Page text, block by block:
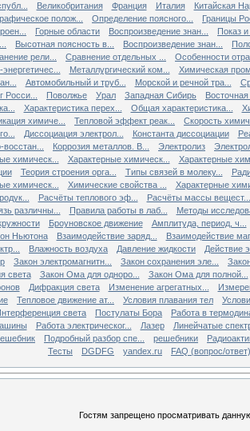
Великобритания Франция Италия
Китайская
полож... Определение поясного...
Границы
Горные области Воспроизведение знан...
Показ
Высотная поясность в... Воспроизведение знан...
рели...
Сравнение отдельных ...
Особенности
Металлургический ком...
Химическая
Автомобильный и труб... Морской и речной тра...
Росси...
Поволжье Урал Западная Сибирь
Характеристика перех... Общая характеристика...
химиче...
Тепловой эффект реак...
Скорость
Диссоциация электрол... Константа диссоциации
Коррозия металлов. В... Электролиз
химическ...
Характерные химическ...
Характерные
Теория строения орга... Типы связей в молеку...
химическ...
Химические свойства ...
Характерные
Расчёты теплового эф...
Расчёты массы вещест...
различны...
Правила работы в лаб...
Методы
Броуновское движение
Амплитуда, период, ч...
Ньютона
Взаимодействие заряд...
Взаимодействие
Влажность воздуха Давление жидкости
Действие
Закон электромагнитн... Закон сохранения эле...
света
Закон Ома для одноро...
Закон Ома для полной...
Дифракция света Изменение агрегатных...
Тепловое движение ат... Условия плавания тел
света Постулаты Бора
Работа в
Работа электрическог... Лазер
Линейчатые
Подробный разбор спе... решебники
Тесты
DGDFG yandex.ru FAQ (вопрос/ответ)
Гостям запрещено просматривать